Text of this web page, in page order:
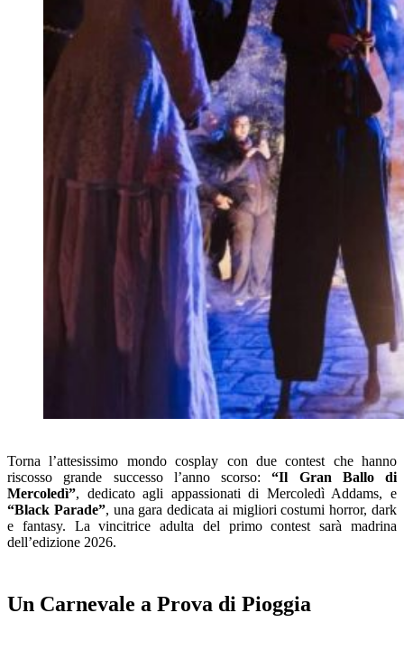
Torna l’attesissimo mondo cosplay con due contest che hanno
riscosso grande successo l’anno scorso:“Il Gran Ballo di
Mercoledì”, dedicato agli appassionati di Mercoledì Addams, e
“Black Parade”, una gara dedicata ai migliori costumi horror, dark
e fantasy. La vincitrice adulta del primo contest sarà madrina
dell’edizione 2026.
Un Carnevale a Prova di Pioggia